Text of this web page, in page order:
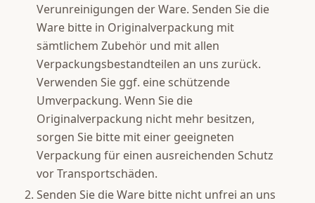
Verunreinigungen der Ware. Senden Sie die
Ware bitte in Originalverpackung mit
sämtlichem Zubehör und mit allen
Verpackungsbestandteilen an uns zurück.
Verwenden Sie ggf. eine schützende
Umverpackung. Wenn Sie die
Originalverpackung nicht mehr besitzen,
sorgen Sie bitte mit einer geeigneten
Verpackung für einen ausreichenden Schutz
vor Transportschäden.
Senden Sie die Ware bitte nicht unfrei an uns